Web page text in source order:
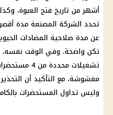
أشهر من تاريخ فتح العبوة،
تحدد الشركة المصنعة مدة
عن مدة صلاحية المضادات
تكن واضحة. وفي الوقت نفسه،
تشغيلات
مغشوشة، مع التأكيد أن
وليس تداول المستحضرات